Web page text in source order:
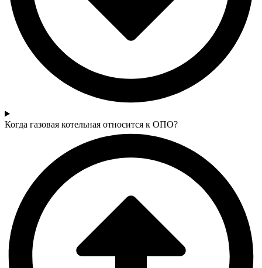
Когда газовая котельная относится к ОПО?